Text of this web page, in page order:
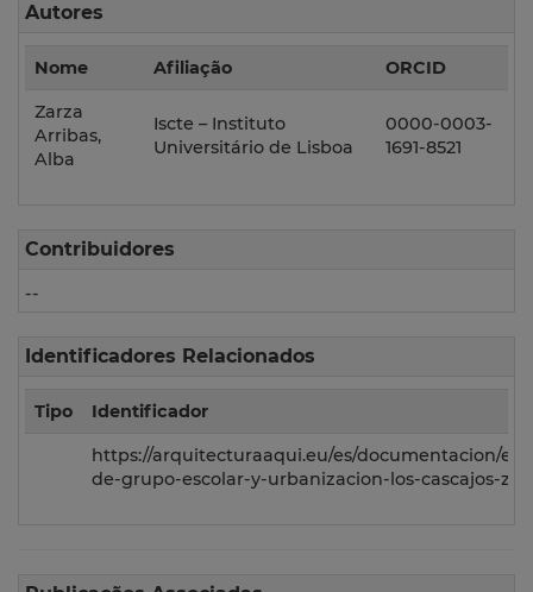
Autores
Nome Afiliação ORCID
Zarza
Arribas,
Alba
Iscte – Instituto
Universitário de Lisboa
0000-0003-
1691-8521
Contribuidores
--
Identificadores Relacionados
Tipo Identificador
https://arquitecturaaqui.eu/es/documentacion/
de-grupo-escolar-y-urbanizacion-los-cascajos-